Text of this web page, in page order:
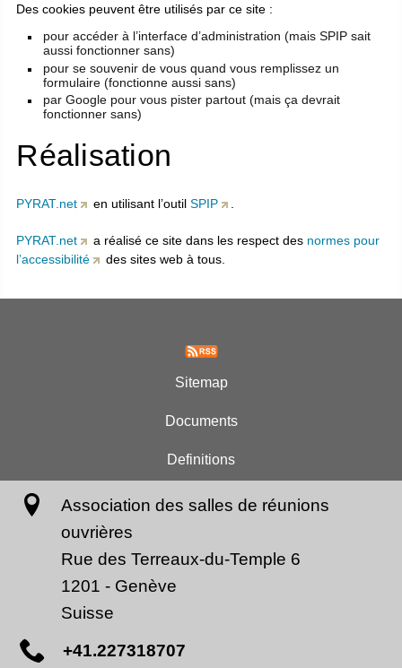
Des cookies peuvent être utilisés par ce site :
pour accéder à l’interface d’administration (mais SPIP sait
aussi fonctionner sans)
pour se souvenir de vous quand vous remplissez un
formulaire (fonctionne aussi sans)
par Google pour vous pister partout (mais ça devrait
fonctionner sans)
Réalisation
PYRAT.net en utilisant l’outilSPIP
PYRAT.net a réalisé ce site dans les respect des normes pour
l’accessibilité
des sites web à tous.
Sitemap
Documents
Definitions
Association des salles de réunions
ouvrières
Rue des Terreaux-du-Temple 6
1201 - Genève
Suisse
+41.227318707